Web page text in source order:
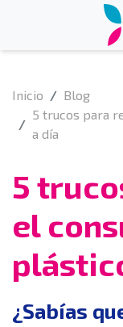
Inicio
Blog
5 trucos para
a día
5
el
¿Sabías